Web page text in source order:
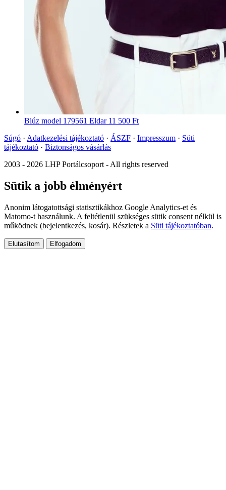
Blúz model 179561 Eldar 11 500 Ft
Súgó · Adatkezelési tájékoztató · ÁSZF · Impresszum · Süti
tájékoztató · Biztonságos vásárlás
2003 - 2026 LHP Portálcsoport - All rights reserved
Sütik a jobb élményért
Anonim látogatottsági statisztikákhoz Google Analytics-et és
Matomo-t használunk. A feltétlenül szükséges sütik consent nélkül is
működnek (bejelentkezés, kosár). Részletek a Süti tájékoztatóban.
Elutasítom Elfogadom